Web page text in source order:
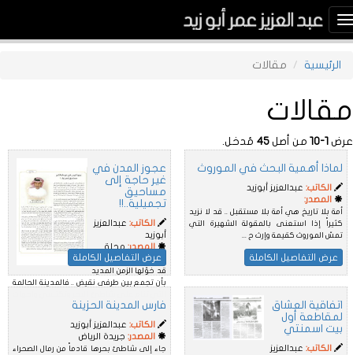
Toggle
navigation
الرئيسية مقالات
مقالات
عرض ١-١٠ من أصل ٤٥ مُدخل.
لماذا أهمية البحث في الموروث
الكاتب: عبدالعزيز أبوزيد
المصدر:
أمة بلا تاريخ هي أمة بلا مستقبل .. قد لا نزيد
كثيراً إذا استعنى بالمقولة الشهيرة التي
تمسّ الموروث كقيمة وإرث ح ...
عرض التفاصيل الكاملة
عجوز المدن في
غير حاجة إلى
مساحيق
تجميلية..!!
الكاتب: عبدالعزيز
أبوزيد
المصدر: مجلة
جدة
قد خوّلها الزمن المديد
بأن تجمع بين طرفي نقيض .. فالمدينة الحالمة
بن� ...
عرض التفاصيل الكاملة
اتفاقية العشاق
لمقاطعة أول
بيت اسمنتي
الكاتب: عبدالعزيز
فارس المدينة الحزينة
الكاتب: عبدالعزيز أبوزيد
المصدر: جريدة الرياض
جاء إلى شاطئ بحرها قادماً من رمال الصحراء